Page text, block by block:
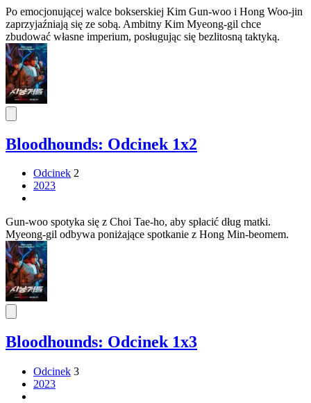
Po emocjonującej walce bokserskiej Kim Gun-woo i Hong Woo-jin
zaprzyjaźniają się ze sobą. Ambitny Kim Myeong-gil chce
zbudować własne imperium, posługując się bezlitosną taktyką.
Bloodhounds: Odcinek 1x2
Odcinek 2
2023
Gun-woo spotyka się z Choi Tae-ho, aby spłacić dług matki.
Myeong-gil odbywa poniżające spotkanie z Hong Min-beomem.
Bloodhounds: Odcinek 1x3
Odcinek 3
2023